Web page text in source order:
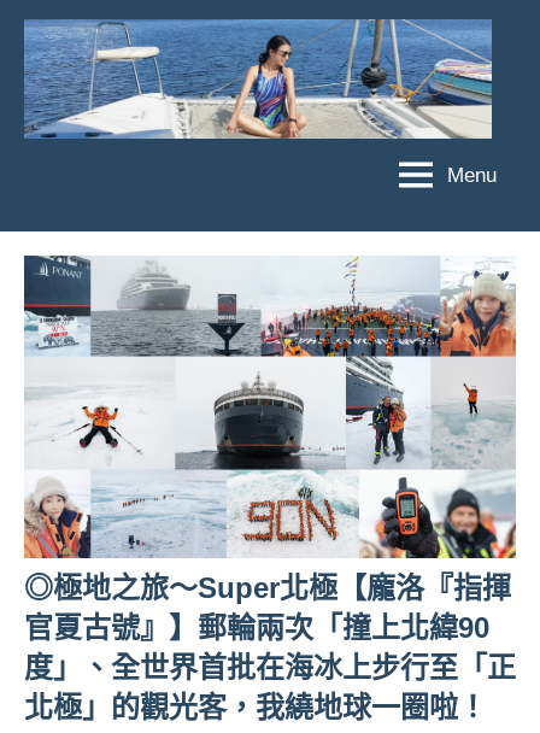
Skip
content
菲
亞
娃
JEFFIA
FANG
亞
娃
粉
絲
團、
主
旅
遊、
達
帶
路、
旅
遊
節
Menu
◎極地之旅～Super北極【龐洛『指揮
官夏古號』】郵輪兩次「撞上北緯90
度」、全世界首批在海冰上步行至「正
北極」的觀光客，我繞地球一圈啦！